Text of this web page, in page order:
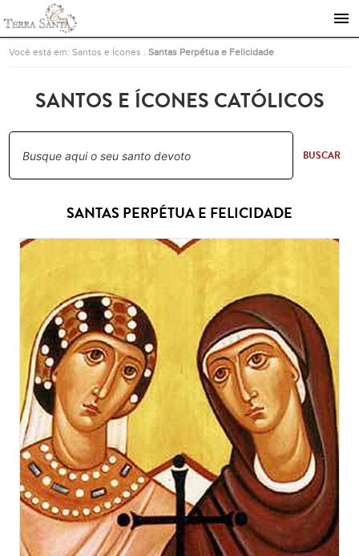
Ir para a página inicial
Você está em:Santos e Ícones .Santas Perpétua e Felicidade
SANTOS E ÍCONES CATÓLICOS
BUSCAR
SANTAS PERPÉTUA E FELICIDADE